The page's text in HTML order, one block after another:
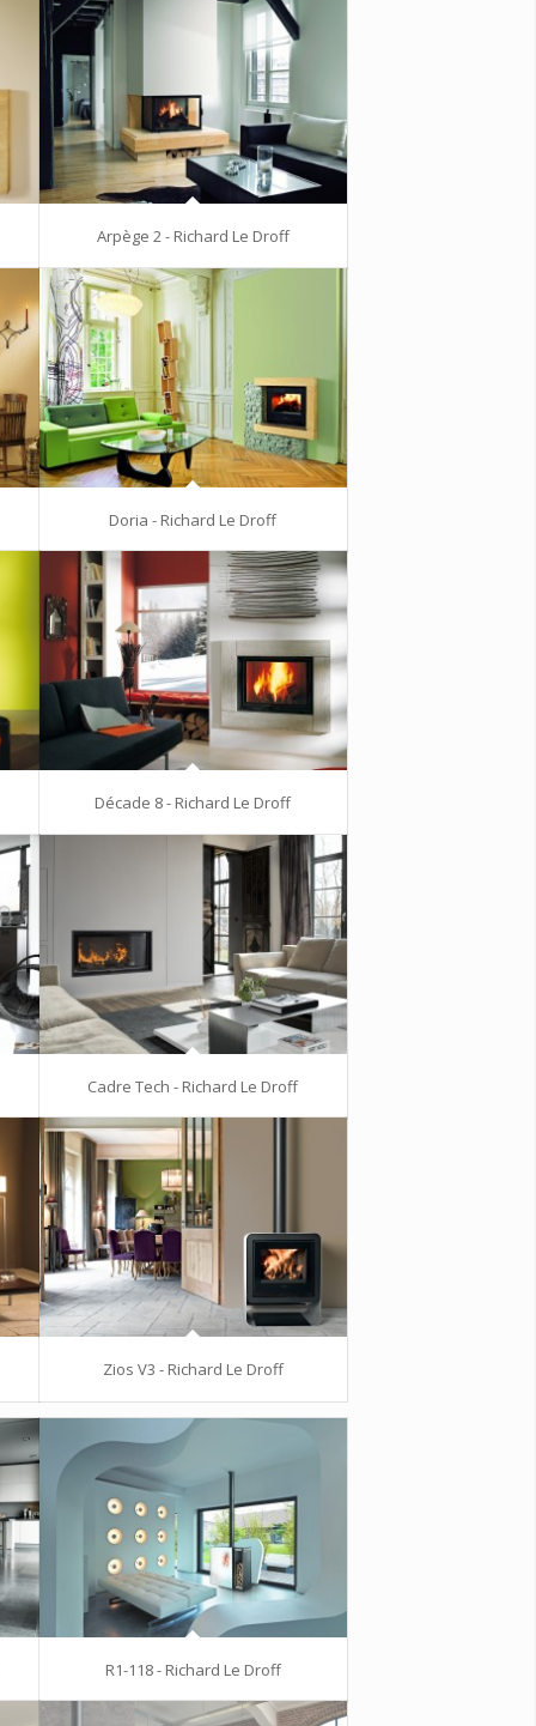
Arpège 2 - Richard Le Droff
Doria - Richard Le Droff
Décade 8 - Richard Le Droff
Cadre Tech - Richard Le Droff
Zios V3 - Richard Le Droff
R1-118 - Richard Le Droff